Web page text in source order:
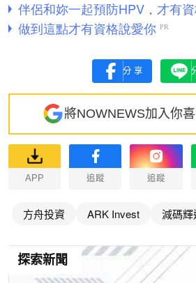
分享
將NOWNEWS加入你
APP 追蹤 追蹤
方舟投資 ARK Invest 減碼輝
探索新聞